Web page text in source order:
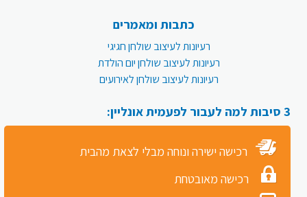
כתבות ומאמרים
רעיונות לעיצוב שולחן חגיגי
רעיונות לעיצוב שולחן יום הולדת
רעיונות לעיצוב שולחן לאירועים
3 סיבות למה לעבור לפעמית אונליין:
רכישה ישירה ונוחה מבלי לצאת מהבית
רכישה מאובטחת